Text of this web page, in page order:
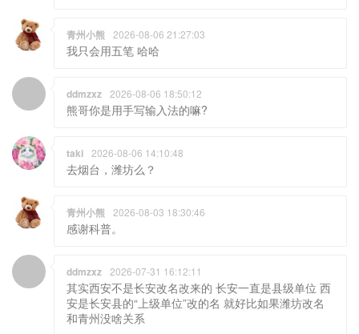
青州小熊 2026-08-06 21:27:03
我只会用五笔 哈哈
ddmzxz 2026-08-06 18:50:12
熊哥你是用手写输入法的嘛?
taki 2026-08-06 14:10:48
去烟台，潍坊么？
青州小熊 2026-08-03 18:30:46
感谢科普。
ddmzxz 2026-07-31 16:12:11
其实西安不是长安改名改来的 长安一直是县级单位 西
安是长安县的“上级单位”改的名 就好比如果潍坊改名
和青州没啥关系